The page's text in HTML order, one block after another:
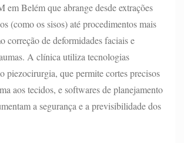
Belém que abrange desde extrações
(como os sisos) até procedimentos mais
correção de deformidades faciais e
A clínica utiliza tecnologias
piezocirurgia, que permite cortes precisos
aos tecidos, e softwares de planejamento
a segurança e a previsibilidade dos